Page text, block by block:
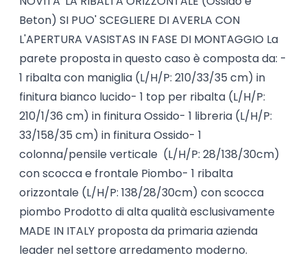
Beton) SI PUO' SCEGLIERE DI AVERLA CON
L'APERTURA VASISTAS IN FASE DI MONTAGGIO La
parete proposta in questo caso è composta da: -
1 ribalta con maniglia (L/H/P: 210/33/35 cm) in
finitura bianco lucido- 1 top per ribalta (L/H/P:
210/1/36 cm) in finitura Ossido- 1 libreria (L/H/P:
33/158/35 cm) in finitura Ossido- 1
colonna/pensile verticale (L/H/P: 28/138/30cm)
con scocca e frontale Piombo- 1 ribalta
orizzontale (L/H/P: 138/28/30cm) con scocca
piombo Prodotto di alta qualità esclusivamente
MADE IN ITALY proposta da primaria azienda
leader nel settore arredamento moderno.